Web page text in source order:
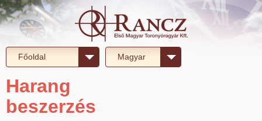
Főoldal Magyar
Harang
beszerzés